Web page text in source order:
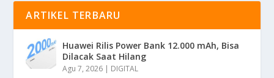
ARTIKEL TERBARU
Huawei Rilis Power Bank 12.000 mAh, Bisa
Dilacak Saat Hilang
Agu 7, 2026 | DIGITAL